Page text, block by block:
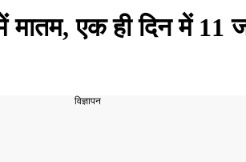
मातम, एक ही दिन में
विज्ञापन